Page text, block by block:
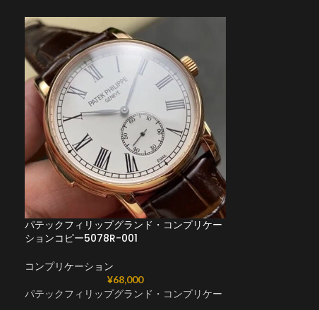
パテックフィリップグランド・コンプリケー
ションコピー5078R-001
コンプリケーション
¥68,000
パテックフィリップグランド・コンプリケー